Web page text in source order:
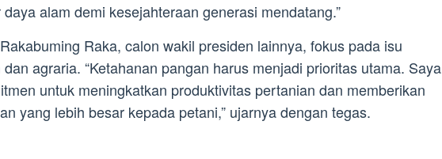
alam demi kesejahteraan generasi mendatang.”
Raka, calon wakil presiden lainnya, fokus pada isu
dan agraria. “Ketahanan pangan harus menjadi prioritas utama. Saya
untuk meningkatkan produktivitas pertanian dan memberikan
yang lebih besar kepada petani,” ujarnya dengan tegas.